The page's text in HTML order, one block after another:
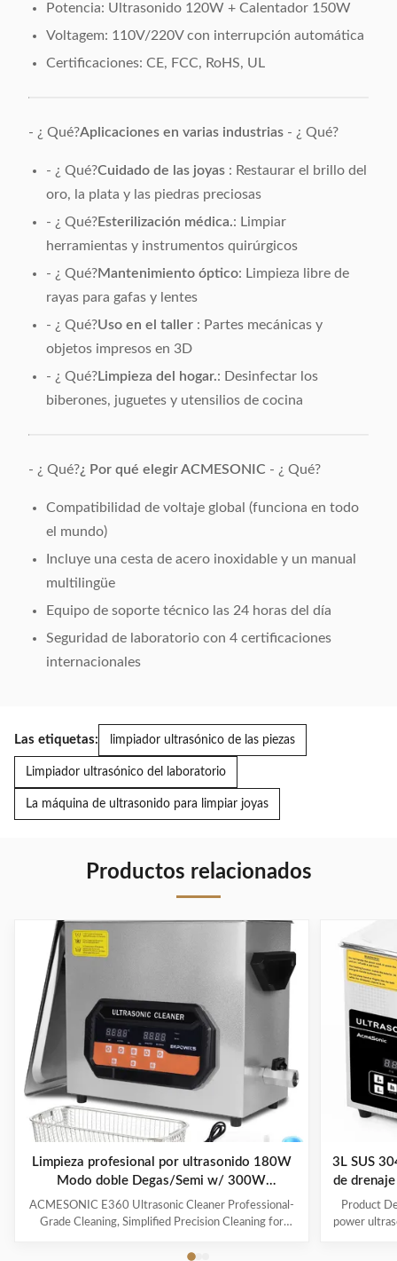
Potencia: Ultrasonido 120W + Calentador 150W
Voltagem: 110V/220V con interrupción automática
Certificaciones: CE, FCC, RoHS, UL
- ¿ Qué?Aplicaciones en varias industrias - ¿ Qué?
- ¿ Qué?Cuidado de las joyas : Restaurar el brillo del
oro, la plata y las piedras preciosas
- ¿ Qué?Esterilización médica.: Limpiar
herramientas y instrumentos quirúrgicos
- ¿ Qué?Mantenimiento óptico: Limpieza libre de
rayas para gafas y lentes
- ¿ Qué?Uso en el taller : Partes mecánicas y
objetos impresos en 3D
- ¿ Qué?Limpieza del hogar.: Desinfectar los
biberones, juguetes y utensilios de cocina
- ¿ Qué?¿ Por qué elegir ACMESONIC - ¿ Qué?
Compatibilidad de voltaje global (funciona en todo
el mundo)
Incluye una cesta de acero inoxidable y un manual
multilingüe
Equipo de soporte técnico las 24 horas del día
Seguridad de laboratorio con 4 certificaciones
internacionales
Las etiquetas: limpiador ultrasónico de las piezas
Limpiador ultrasónico del laboratorio
La máquina de ultrasonido para limpiar joyas
Productos relacionados
Limpieza profesional por ultrasonido 180W
Modo doble Degas/Semi w/ 300W
Calentador temporizador digital para
herramientas de joyería Gafas juguetes
ACMESONIC E360 Ultrasonic Cleaner Professional-
Grade Cleaning, Simplified Precision Cleaning for
Cleaner combines 180W ultrasonic power and dual-
3L SUS
de
Product
power